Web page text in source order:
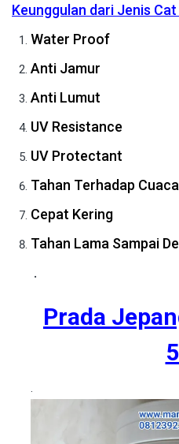
Keunggulan dari Jenis Cat
Water Proof
Anti Jamur
Anti Lumut
UV Resistance
UV Protectant
Tahan Terhadap
Cepat Kering
Tahan Lama Sampai
.
Prada
.